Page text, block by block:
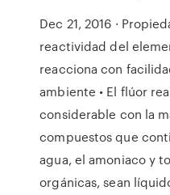
Dec 21, 2016 ·
reactividad del
reacciona con
ambiente • El flúor
considerable con la
compuestos que
agua, el amoniaco y
orgánicas, sean